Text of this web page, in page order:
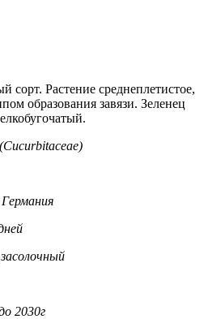
сорт. Растение среднеплетистое,
образования завязи. Зеленец
2030г